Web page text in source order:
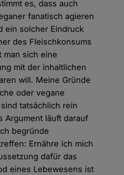
es, dass auch
fanatisch agieren
ein solcher Eindruck
des Fleischkonsums
man sich eine
mit der inhaltlichen
will. Meine Gründe
oder vegane
tatsächlich rein
Argument läuft darauf
begründe
Ernähre ich mich
dafür das
eines Lebewesens ist